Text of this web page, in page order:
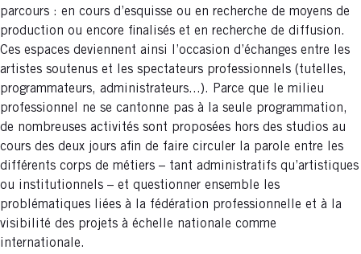
parcours : en cours d’esquisse ou en recherche de moyens de
production ou encore finalisés et en recherche de diffusion.
Ces espaces deviennent ainsi l’occasion d’échanges entre les
artistes soutenus et les spectateurs professionnels (tutelles,
programmateurs, administrateurs...). Parce que le milieu
professionnel ne se cantonne pas à la seule programmation,
de nombreuses activités sont proposées hors des studios au
cours des deux jours afin de faire circuler la parole entre les
différents corps de métiers – tant administratifs qu’artistiques
ou institutionnels – et questionner ensemble les
problématiques liées à la fédération professionnelle et à la
visibilité des projets à échelle nationale comme
internationale.